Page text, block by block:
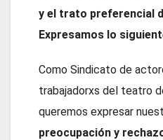
y el trato preferencial
Expresamos lo
Como Sindicato de
trabajadorxs del teatro
queremos expresar
preocupación y